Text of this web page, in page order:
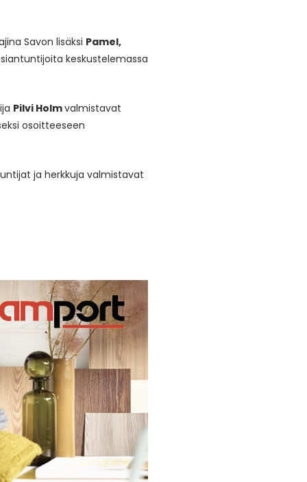
Savon lisäksi Pamel,
keskustelemassa
Pilvi Holmvalmistavat
osoitteeseen
ja herkkuja valmistavat